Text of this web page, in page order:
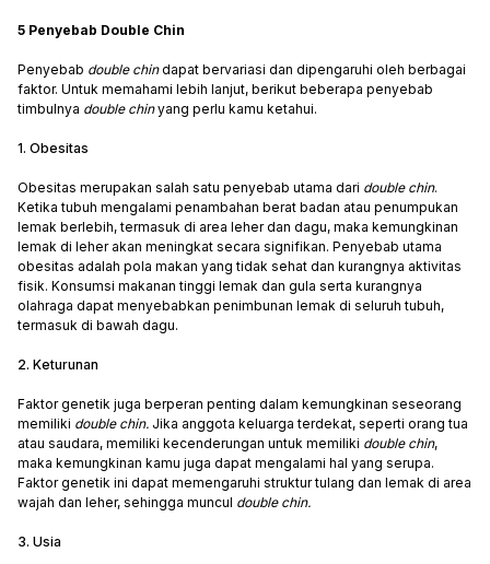
5 Penyebab Double Chin
Penyebab double chindapat bervariasi dan dipengaruhi oleh berbagai
faktor. Untuk memahami lebih lanjut, berikut beberapa penyebab
timbulnya double chinyang perlu kamu ketahui.
1. Obesitas
Obesitas merupakan salah satu penyebab utama dari double chin.
Ketika tubuh mengalami penambahan berat badan atau penumpukan
lemak berlebih, termasuk di area leher dan dagu, maka kemungkinan
lemak di leher akan meningkat secara signifikan. Penyebab utama
obesitas adalah pola makan yang tidak sehat dan kurangnya aktivitas
fisik. Konsumsi makanan tinggi lemak dan gula serta kurangnya
olahraga dapat menyebabkan penimbunan lemak di seluruh tubuh,
termasuk di bawah dagu.
2. Keturunan
Faktor genetik juga berperan penting dalam kemungkinan seseorang
memiliki double chin. Jika anggota keluarga terdekat, seperti orang tua
atau saudara, memiliki kecenderungan untuk memiliki double chin,
maka kemungkinan kamu juga dapat mengalami hal yang serupa.
Faktor genetik ini dapat memengaruhi struktur tulang dan lemak di area
wajah dan leher, sehingga muncul double chin.
3. Usia